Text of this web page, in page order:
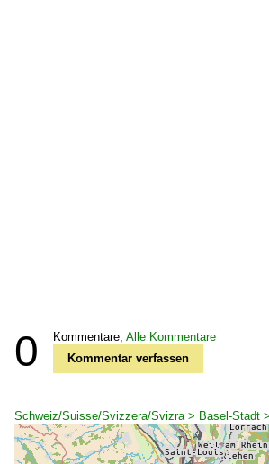
0 Kommentare, Alle Kommentare
Kommentar verfassen
Schweiz/Suisse/Svizzera/Svizra > Basel-Stadt